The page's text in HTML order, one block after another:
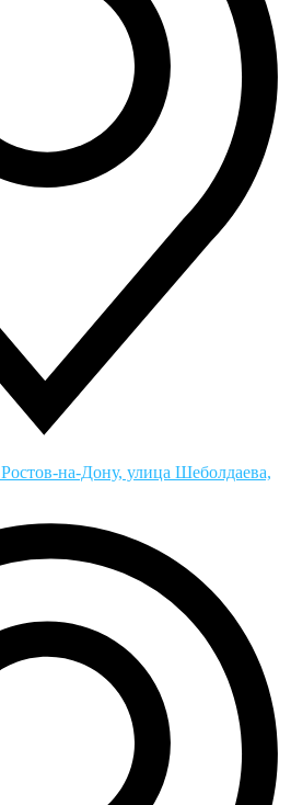
Ростов-на-Дону, улица Шеболдаева,